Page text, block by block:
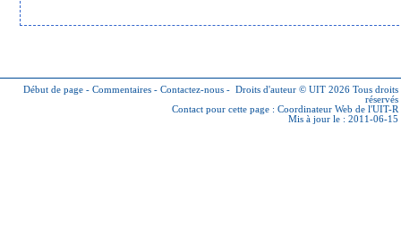
Début de page - Commentaires - Contactez-nous - Droits d'auteur © UIT 2026 Tous droits
réservés
Contact pour cette page : Coordinateur Web de l'UIT-R
Mis à jour le : 2011-06-15